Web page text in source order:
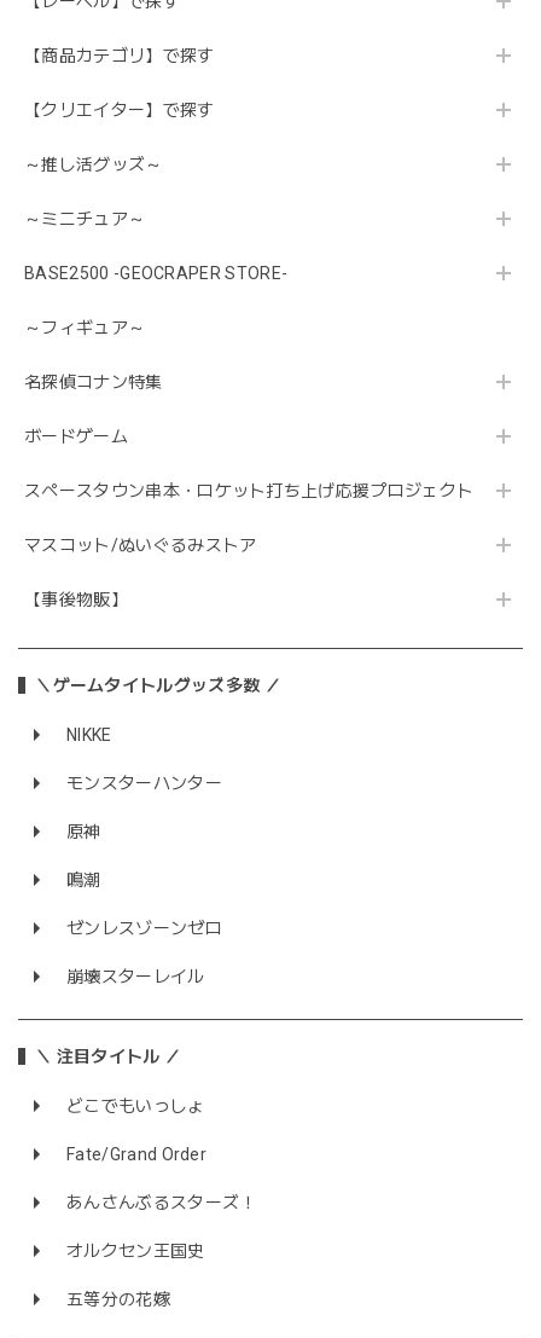
【商品カテゴリ】で探す
【クリエイター】で探す
～推し活グッズ～
～ミニチュア～
BASE2500 -GEOCRAPER STORE-
～フィギュア～
名探偵コナン特集
ボードゲーム
スペースタウン串本・ロケット打ち上げ応援プロジェクト
マスコット/ぬいぐるみストア
【事後物販】
＼ゲームタイトルグッズ多数 ／
NIKKE
モンスターハンター
原神
鳴潮
ゼンレスゾーンゼロ
崩壊スターレイル
＼ 注目タイトル ／
どこでもいっしょ
Fate/Grand Order
あんさんぶるスターズ！
オルクセン王国史
五等分の花嫁